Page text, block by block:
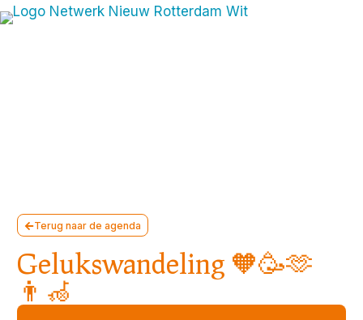
Terug naar de agenda
Gelukswandeling 🧡🥳🫶
👨‍🦽